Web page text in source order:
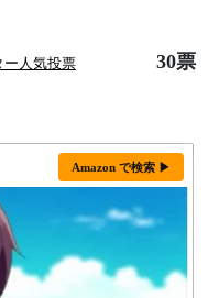
ー人気投票 30票
Amazon で検索 ▶